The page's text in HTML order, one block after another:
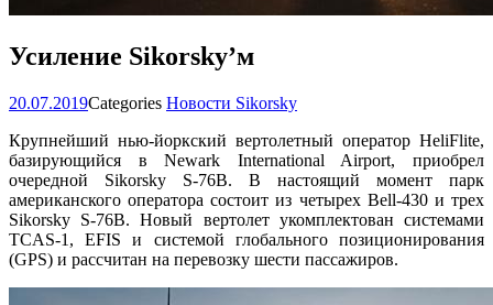
Усиление Sikorsky’м
20.07.2019Categories Новости Sikorsky
Крупнейший нью-йоркский вертолетный оператор HeliFlite,
базирующийся в Newark International Airport, приобрел
очередной Sikorsky S-76В. В настоящий момент парк
американского оператора состоит из четырех Bell-430 и трех
Sikorsky S-76В. Новый вертолет укомплектован системами
TCAS-1, EFIS и системой глобального позиционирования
(GPS) и рассчитан на перевозку шести пассажиров.